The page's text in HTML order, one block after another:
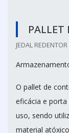
PALLET
JEDAL
O pallet de
eficácia e porta
uso, sendo
material